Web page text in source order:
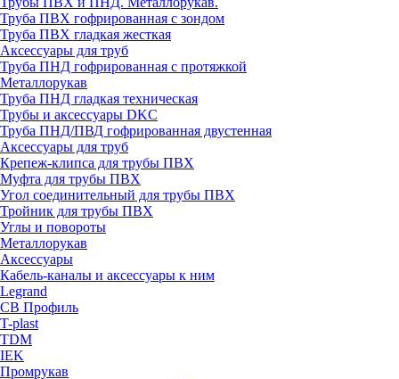
Труба ПВХ гофрированная с зондом
Труба ПВХ гладкая жесткая
Аксессуары для труб
Труба ПНД гофрированная с протяжкой
Металлорукав
Труба ПНД гладкая техническая
Трубы и аксессуары DKC
Труба ПНД/ПВД гофрированная двустенная
Аксессуары для труб
Крепеж-клипса для трубы ПВХ
Муфта для трубы ПВХ
Угол соединительный для трубы ПВХ
Тройник для трубы ПВХ
Углы и повороты
Металлорукав
Аксессуары
Кабель-каналы и аксессуары к ним
Legrand
СВ Профиль
T-plast
TDM
IEK
Промрукав